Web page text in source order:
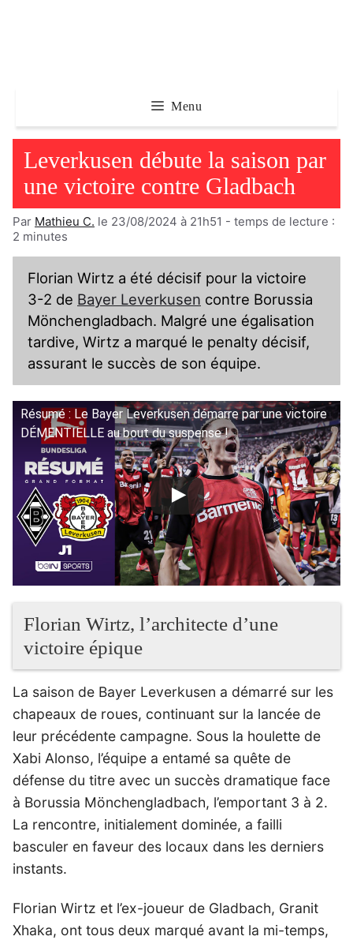
Menu
Leverkusen débute la saison par
une victoire contre Gladbach
Par Mathieu C. le 23/08/2024 à 21h51 - temps de lecture :
2 minutes
Florian Wirtz a été décisif pour la victoire
3-2 de Bayer Leverkusen contre Borussia
Mönchengladbach. Malgré une égalisation
tardive, Wirtz a marqué le penalty décisif,
assurant le succès de son équipe.
Résumé : Le Bayer Leverkusen démarre par une victoire
DÉMENTIELLE au bout du suspense !
Florian Wirtz, l’architecte d’une
victoire épique
La saison de Bayer Leverkusen a démarré sur les
chapeaux de roues, continuant sur la lancée de
leur précédente campagne. Sous la houlette de
Xabi Alonso, l’équipe a entamé sa quête de
défense du titre avec un succès dramatique face
à Borussia Mönchengladbach, l’emportant 3 à 2.
La rencontre, initialement dominée, a failli
basculer en faveur des locaux dans les derniers
instants.
Florian Wirtz et l’ex-joueur de Gladbach, Granit
Xhaka, ont tous deux marqué avant la mi-temps,